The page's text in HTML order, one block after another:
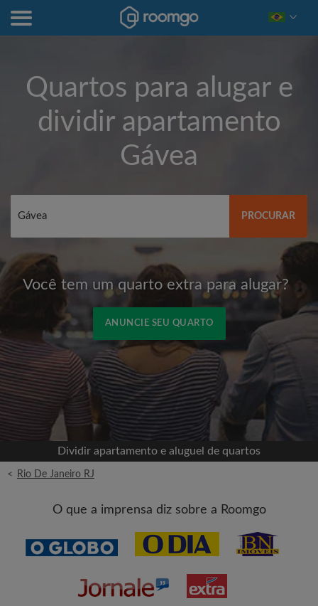
Quartos para alugar e
dividir apartamento
Gávea
PROCURAR
Você tem um quarto extra para alugar?
ANUNCIE SEU QUARTO
Cadastrar-se com o Facebook
Jamais publicaremos na sua linha do tempo sem
sua permissão
OU
Dividir apartamento e aluguel de quartos
< Rio De Janeiro RJ
O que a imprensa diz sobre a Roomgo